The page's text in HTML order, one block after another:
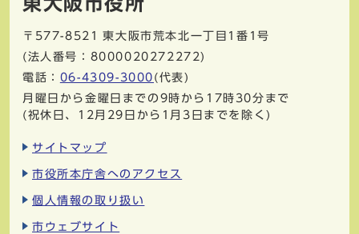
〒577-8521
東大阪市荒本北一丁目1番1号
(法人番号：8000020272272)
電話： 06-4309-3000 (代表)
月曜日から金曜日までの9時から17時30分まで
(祝休日、12月29日から1月3日までを除く)
サイトマップ
市役所本庁舎へのアクセス
個人情報の取り扱い
市ウェブサイト